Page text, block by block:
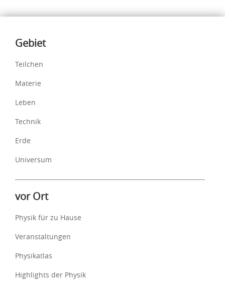
Inhalte
Gebiet
Teilchen
Materie
Leben
Technik
Erde
Universum
vor Ort
Physik für zu Hause
Veranstaltungen
Physikatlas
Highlights der Physik